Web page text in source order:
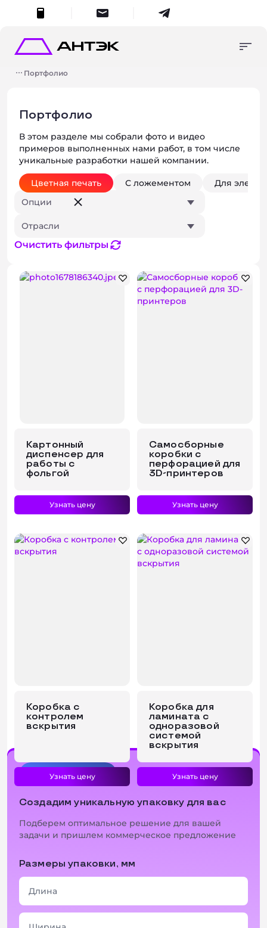
Упаковка в наличии
разработка
О компании
Контакты
изготовление и разработка
о компании
Консультация
Поиск Умный поиск
Начните вводить запрос для получения результатов.
Портфолио
Портфолио
В этом разделе мы собрали фото и видео
примеров выполненных нами работ, в том числе
уникальные разработки нашей компании.
Цветная печать С ложементом
Для
Опции
Отрасли
Очистить фильтры
Картонный
диспенсер для
работы с
фольгой
Узнать цену
Самосборные
коробки с
перфорацией для
3D-принтеров
Узнать цену
Коробка с
контролем
вскрытия
Узнать цену
Коробка для
ламината с
одноразовой
системой
вскрытия
Узнать цену
рассчитаем за 1 час
Создадим уникальную упаковку для вас
Подберем оптимальное решение для вашей
задачи и пришлем коммерческое предложение
Размеры упаковки, мм